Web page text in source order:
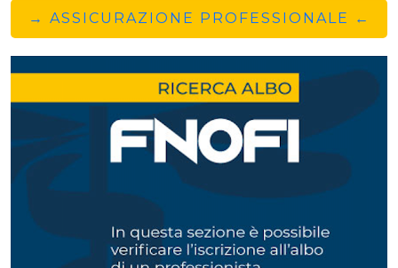
→ ASSICURAZIONE PROFESSIONALE ←